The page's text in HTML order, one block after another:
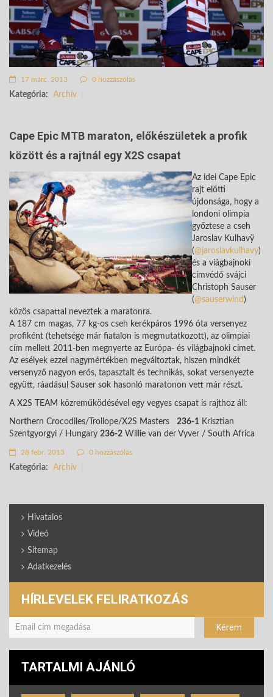
17 márc. 2013 0 hozzászólás
Kategória: Archív
Cape Epic MTB maraton, előkészületek a profik
között és a rajtnál egy X2S csapat
Az idei Cape Epic
rajt előtti
újdonsága, hogy a
londoni olimpia
győztese a cseh
Jaroslav Kulhavÿ
(@jaroslavkulhavy)
és a viágbajnoki
címvédő svájci
Christoph Sauser
(@sauserwind)
közös csapattal neveztek a maratonra.
A 187 cm magas, 77 kg-os cseh kerékpáros 1996 óta versenyez
profiként (tehetsége már fiatalon is megmutatkozott), az olimpiai
cím mellett 2011-ben megnyerte az Európa- és világbajnoki címet.
Az esélyek ezzel nagymértékben megváltoztak, hiszen mindkét
versenyző nagyon erős, tapasztalt és technikás, sokat versenyezte
együtt, ráadásul Sauser sok hasonló maratonon vett már részt.
A X2S TEAM közreműködésével egy vegyes csapat is rajthoz áll:
Northern Crocodiles/Trollope/X2S Masters 236-1 Krisztian
Szentgyorgyi / Hungary 236-2 Willie van der Vyver / South Africa
28 febr. 2013 0 hozzászólás
Kategória: Archív
Hivatalos
Videó
Sitemap
Adatkezelés
HÍRLEVELEK FELIRATKOZÁS
TARTALMI AJÁNLÓ